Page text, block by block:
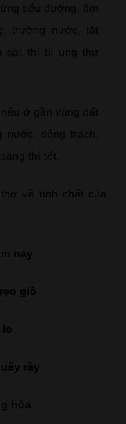
tiểu đường, âm
trướng nước, tật
sát thì bị ung thư
ở gần vùng đất
sông trạch,
thì tốt.
về tính chất của
nay
giò
lo
rầy
hòa